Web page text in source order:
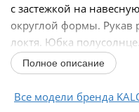
с застежкой на
округлой формы.
локтя. Юбка
Полное описание
Все модели бренда